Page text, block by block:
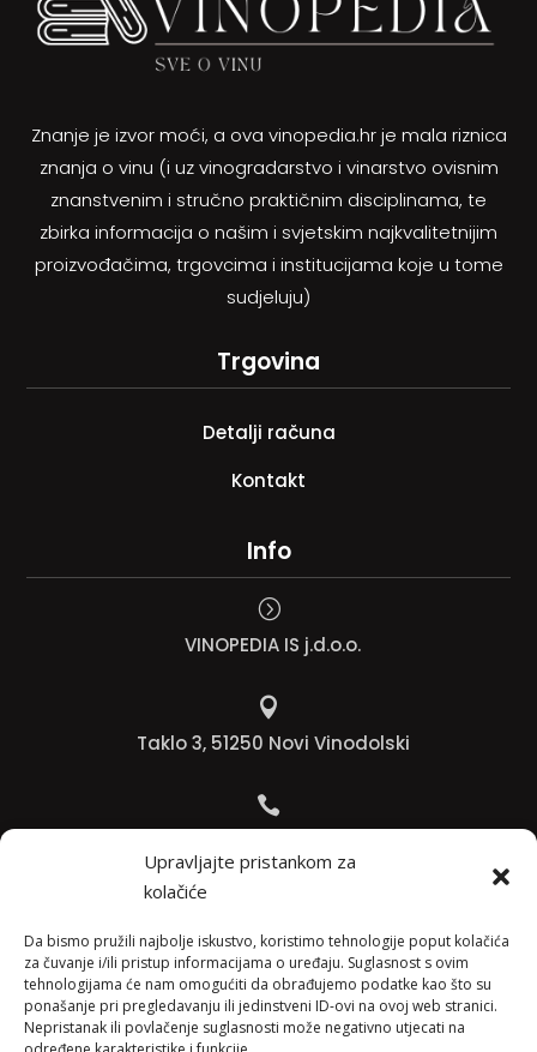
Upravljajte pristankom za
kolačiće
Da bismo pružili najbolje iskustvo, koristimo tehnologije poput kolačića
za čuvanje i/ili pristup informacijama o uređaju. Suglasnost s ovim
tehnologijama će nam omogućiti da obrađujemo podatke kao što su
ponašanje pri pregledavanju ili jedinstveni ID-ovi na ovoj web stranici.
Nepristanak ili povlačenje suglasnosti može negativno utjecati na
Znanje je izvor moći, a ova vinopedia.hr je mala riznica
znanja o vinu (i uz vinogradarstvo i vinarstvo ovisnim
znanstvenim i stručno praktičnim disciplinama, te
zbirka informacija o našim i svjetskim najkvalitetnijim
proizvođačima, trgovcima i institucijama koje u tome
sudjeluju)
Trgovina
Detalji računa
Kontakt
Info
=
VINOPEDIA IS j.d.o.o.

Taklo 3, 51250 Novi Vinodolski

Jadranko +385 91 501 4218

info@vinopedia.hr